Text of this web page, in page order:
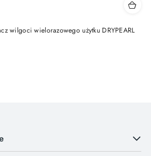
wilgoci wielorazowego użytku DRYPEARL